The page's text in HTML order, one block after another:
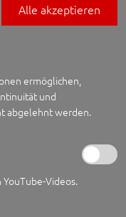
ist Ihre
Alle akzeptieren
ermöglichen,
und
abgelehnt werden.
Videos.